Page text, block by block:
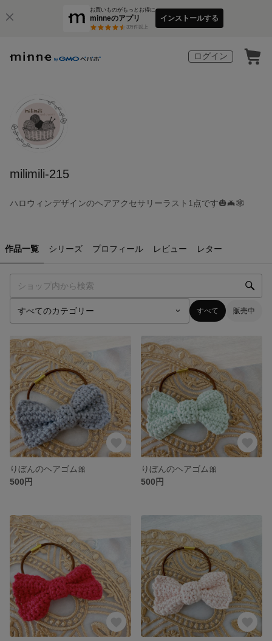
お買いものがもっとお得に
minneのアプリ
3万件以上
インストールする
ログイン
milimili-215
ハロウィンデザインのヘアアクセサリーラスト1点です🎃🦇🕸
作品一覧 シリーズ プロフィール レビュー レター
すべて 販売中
りぼんのヘアゴム🎀
500円
りぼんのヘアゴム🎀
500円